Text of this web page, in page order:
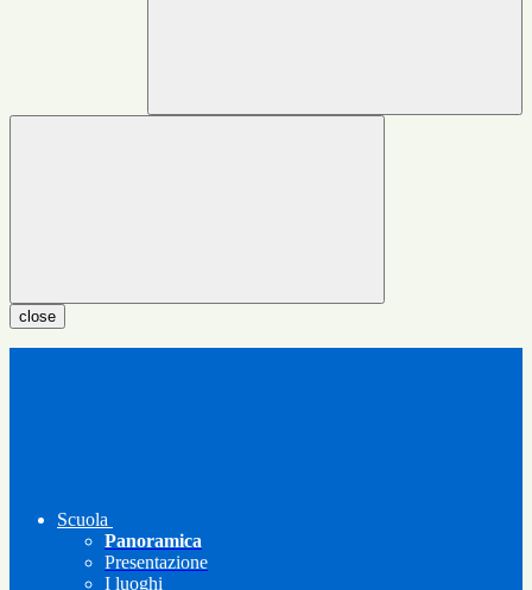
close
Scuola
Panoramica
Presentazione
I luoghi